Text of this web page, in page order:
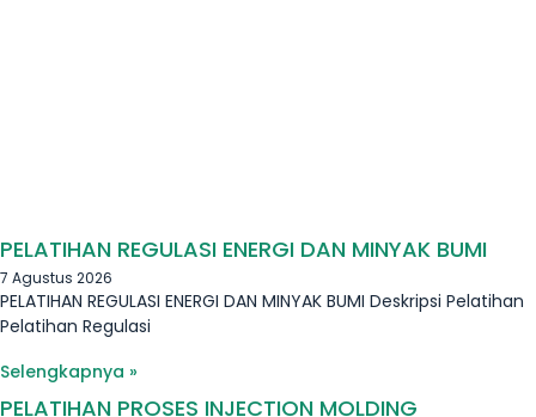
PELATIHAN REGULASI ENERGI DAN MINYAK BUMI
7 Agustus 2026
PELATIHAN REGULASI ENERGI DAN MINYAK BUMI Deskripsi Pelatihan
Pelatihan Regulasi
Selengkapnya »
PELATIHAN PROSES INJECTION MOLDING